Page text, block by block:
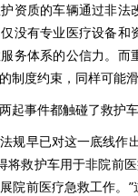
资质的车辆通过非
没有专业医疗设备和
务体系的公信力。
制度约束，同样可能滑
事件都触碰了救护车
早已对这一底线作
将救护车用于非院前
院前医疗急救工作。